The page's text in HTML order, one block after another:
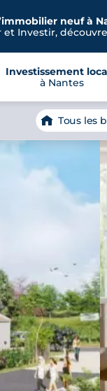
neuf à
Investir,
Investissement
à Nantes
Tous les